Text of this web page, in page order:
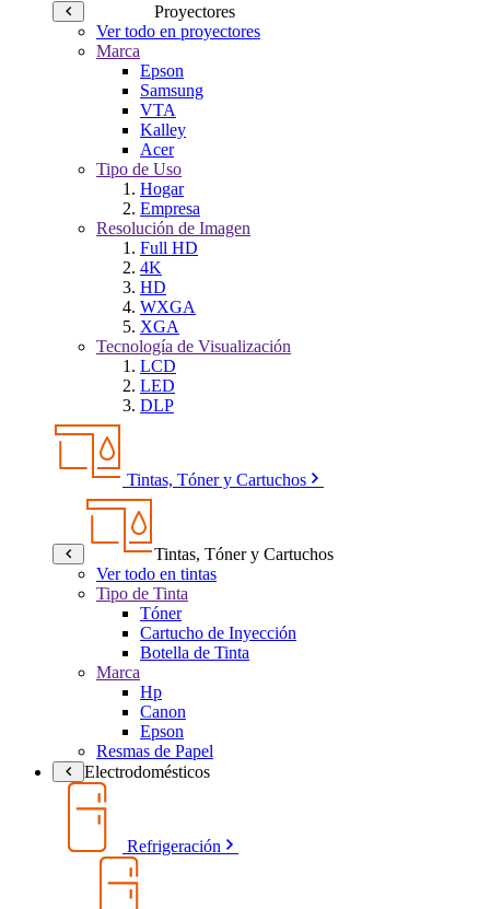
Proyectores
Ver todo en proyectores
Marca
Epson
Samsung
VTA
Kalley
Acer
Tipo de Uso
Hogar
Empresa
Resolución de Imagen
Full HD
4K
HD
WXGA
XGA
Tecnología de Visualización
LCD
LED
DLP
Tintas, Tóner y Cartuchos
Tintas, Tóner y Cartuchos
Ver todo en tintas
Tipo de Tinta
Tóner
Cartucho de Inyección
Botella de Tinta
Marca
Hp
Canon
Epson
Resmas de Papel
Electrodomésticos
Refrigeración